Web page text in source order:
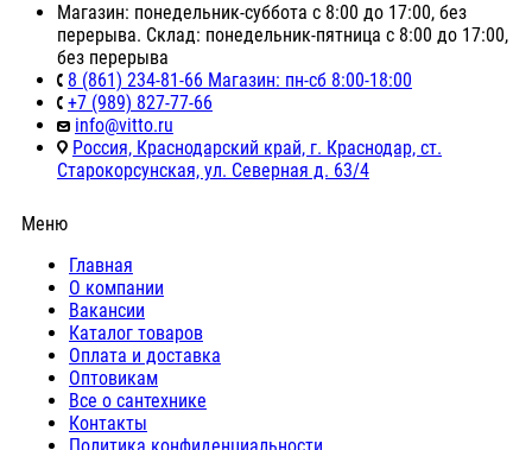
Магазин: понедельник-суббота с 8:00 до 17:00, без
перерыва. Склад: понедельник-пятница с 8:00 до 17:00,
без перерыва
8 (861) 234-81-66 Магазин: пн-сб 8:00-18:00
+7 (989) 827-77-66
info@vitto.ru
Россия, Краснодарский край, г. Краснодар, ст.
Старокорсунская, ул. Северная д. 63/4
Меню
Главная
О компании
Вакансии
Каталог товаров
Оплата и доставка
Оптовикам
Все о сантехнике
Контакты